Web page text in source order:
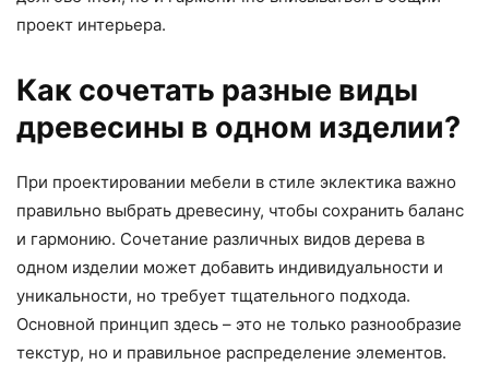
проект интерьера.
Как сочетать разные виды
древесины в одном изделии?
При проектировании мебели в стиле эклектика важно
правильно выбрать древесину, чтобы сохранить баланс
и гармонию. Сочетание различных видов дерева в
одном изделии может добавить индивидуальности и
уникальности, но требует тщательного подхода.
Основной принцип здесь – это не только разнообразие
текстур, но и правильное распределение элементов.